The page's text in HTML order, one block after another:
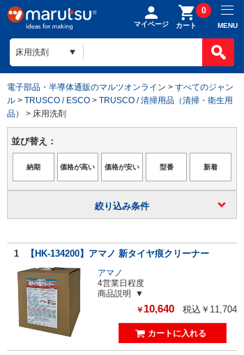
マイページ カート
0
MENU
電子部品・半導体通販のマルツオンライン > すべてのジャン
ル > TRUSCO / ESCO > TRUSCO / 清掃用品（清掃・衛生用
品）
> 床用洗剤
並び替え：
絞り込み条件
1 【HK-134200】アマノ 新タイヤ痕クリーナー
アマノ
4営業日程度
商品説明
￥ 10,640 税込￥11,704